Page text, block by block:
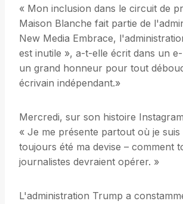
« Mon inclusion dans le circuit de
Maison Blanche fait partie de
New Media Embrace,
est inutile », a-t-elle écrit dans un
un grand honneur pour tout
écrivain indépendant.»
Mercredi, sur son histoire
« Je me présente partout où je suis
toujours été ma devise – comment
journalistes devraient opérer. »
L'administration Trump a